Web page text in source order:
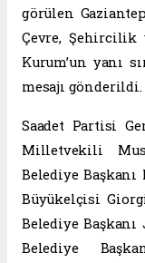
görülen
Çevre,
Kurum’un yanı
mesajı gönderildi.
Saadet Partisi
Milletvekili
Belediye
Büyükelçisi
Belediye
Belediye